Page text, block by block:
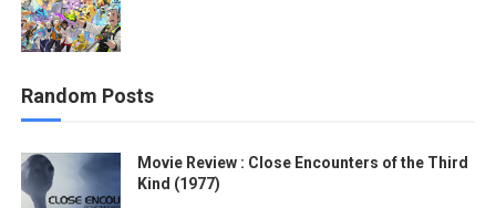
Random Posts
Movie Review : Close Encounters of the Third
Kind (1977)